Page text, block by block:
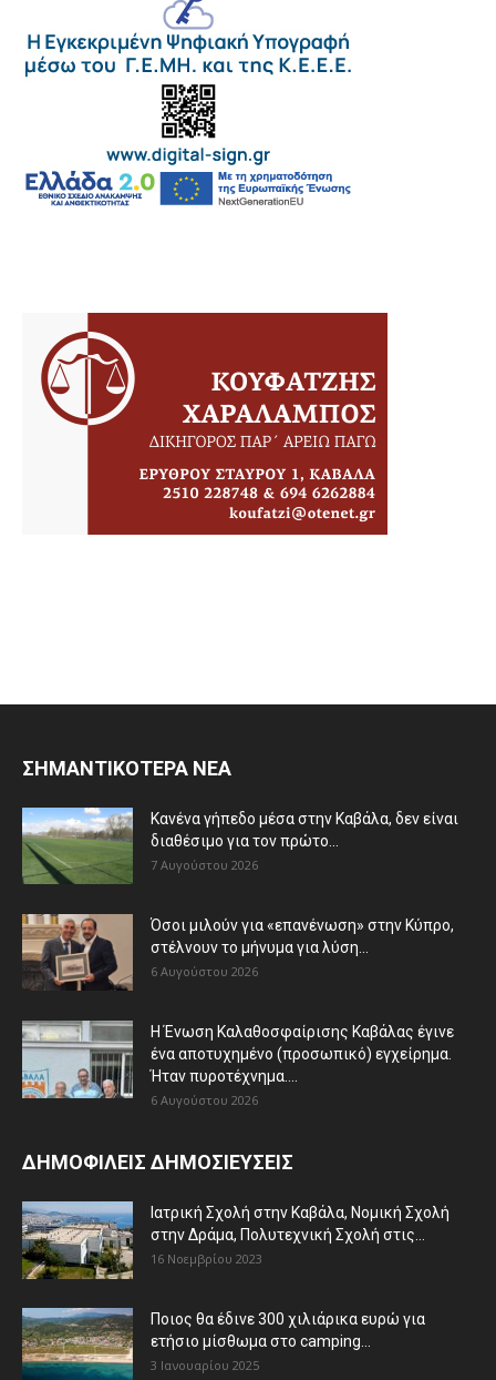
ΣΗΜΑΝΤΙΚΟΤΕΡΑ ΝΕΑ
Κανένα γήπεδο μέσα στην Καβάλα, δεν είναι
διαθέσιμο για τον πρώτο...
7 Αυγούστου 2026
Όσοι μιλούν για «επανένωση» στην Κύπρο,
στέλνουν το μήνυμα για λύση...
6 Αυγούστου 2026
Η Ένωση Καλαθοσφαίρισης Καβάλας έγινε
ένα αποτυχημένο (προσωπικό) εγχείρημα.
Ήταν πυροτέχνημα....
6 Αυγούστου 2026
ΔΗΜΟΦΙΛΕΙΣ ΔΗΜΟΣΙΕΥΣΕΙΣ
Ιατρική Σχολή στην Καβάλα, Νομική Σχολή
στην Δράμα, Πολυτεχνική Σχολή στις...
16 Νοεμβρίου 2023
Ποιος θα έδινε 300 χιλιάρικα ευρώ για
ετήσιο μίσθωμα στο camping...
3 Ιανουαρίου 2025